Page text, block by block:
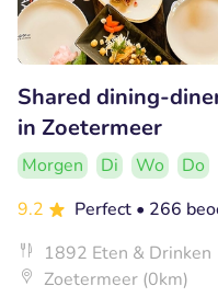
Shared dining-
in Zoetermeer
Morgen Di Wo
Do
9.2
Perfect • 266
1892 Eten & Drinken
Zoetermeer (0km)